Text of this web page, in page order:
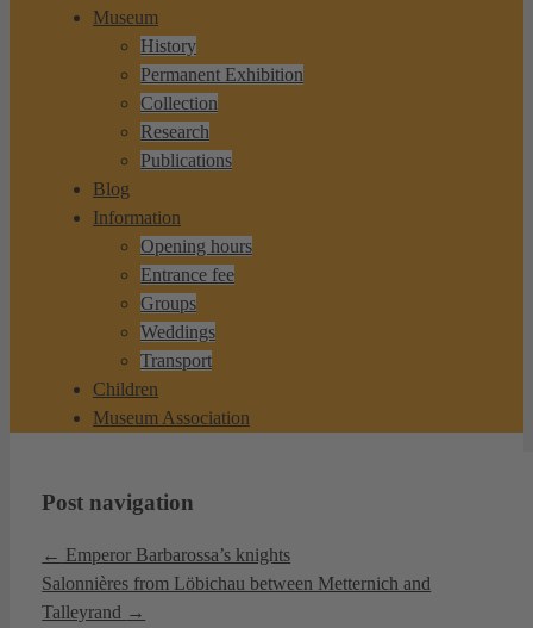
Museum
History
Permanent Exhibition
Collection
Research
Publications
Blog
Information
Opening hours
Entrance fee
Groups
Weddings
Transport
Children
Museum Association
Post navigation
← Emperor Barbarossa’s knights
Salonnières from Löbichau between Metternich and
Talleyrand →